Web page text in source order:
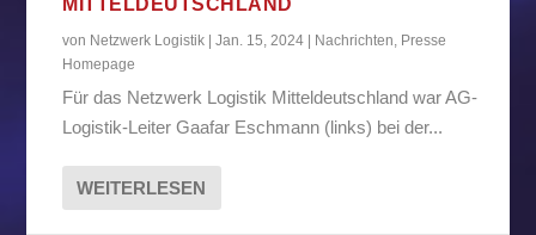
MITTELDEUTSCHLAND
von Netzwerk Logistik |Jan. 15, 2024 Nachrichten, Presse
Homepage
Für das Netzwerk Logistik Mitteldeutschland war AG-
Logistik-Leiter Gaafar Eschmann (links) bei der...
WEITERLESEN